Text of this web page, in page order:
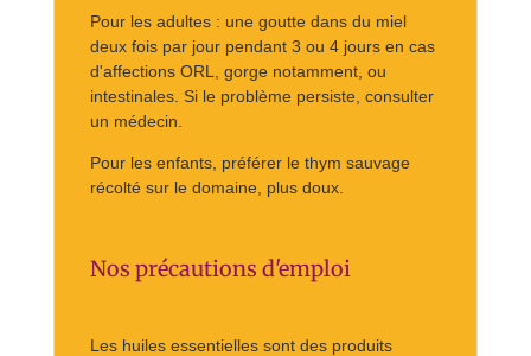
Pour les adultes : une goutte dans du miel
deux fois par jour pendant 3 ou 4 jours en cas
d'affections ORL, gorge notamment, ou
intestinales. Si le problème persiste, consulter
un médecin.
Pour les enfants, préférer le thym sauvage
récolté sur le domaine, plus doux.
Nos précautions d'emploi
Les huiles essentielles sont des produits